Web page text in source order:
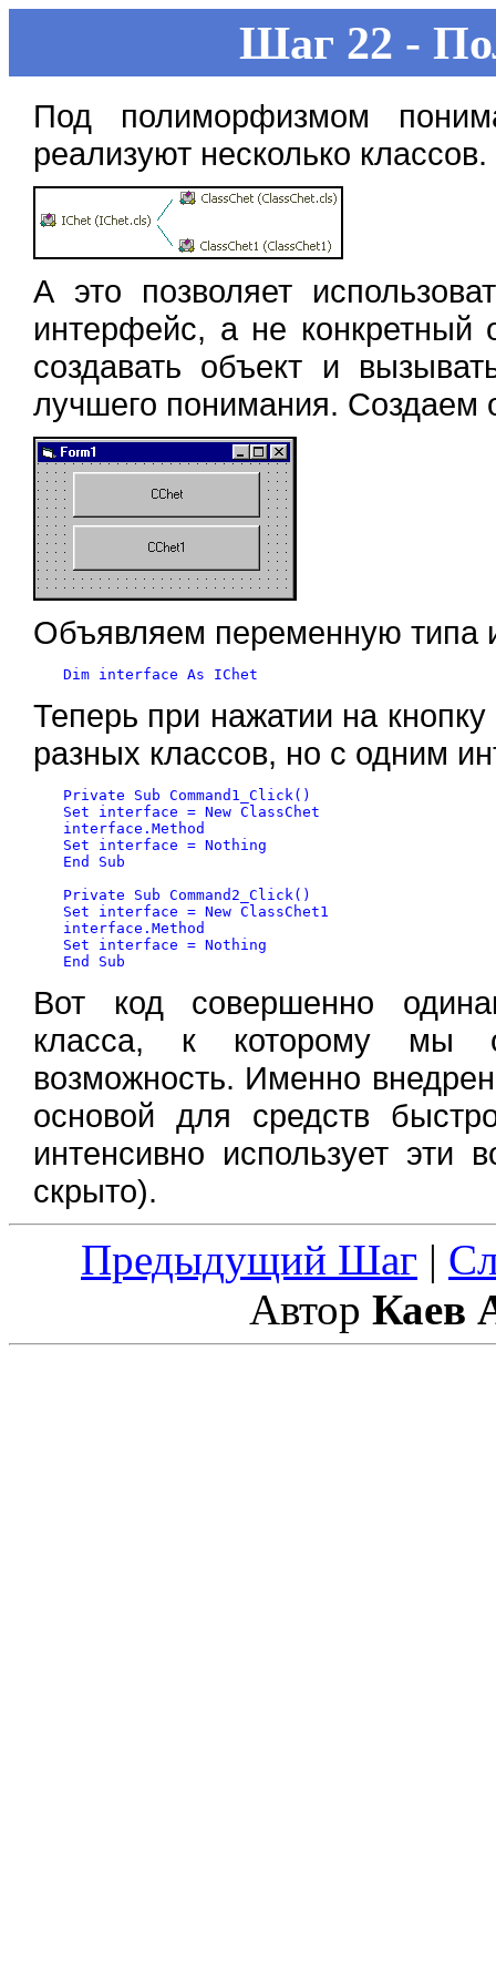
Шаг 22 -
Под полиморфизмом
реализуют несколько классов.
А это позволяет
интерфейс, а не конкретный
создавать объект и
лучшего понимания.
Объявляем переменную
Теперь при нажатии на
разных классов, но с одним
Private Sub Command1_Click()
Set interface = New ClassChet
interface.Method
Set interface = Nothing
End Sub
Private Sub Command2_Click()
Set interface = New ClassChet1
interface.Method
Set interface = Nothing
Вот код совершенно
класса, к которому мы
возможность. Именно
основой для средств
интенсивно использует эти
скрыто).
Предыдущий Шаг |
Автор Каев